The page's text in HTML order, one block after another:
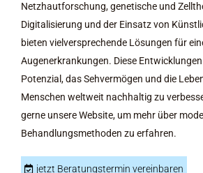
Netzhautforschung, genetische und
Digitalisierung und der Einsatz von
bieten vielversprechende Lösungen für
Augenerkrankungen. Diese
Potenzial, das Sehvermögen und die
Menschen weltweit nachhaltig zu
gerne unsere Website, um mehr über
Behandlungsmethoden zu erfahren.
jetzt Beratungstermin vereinbaren